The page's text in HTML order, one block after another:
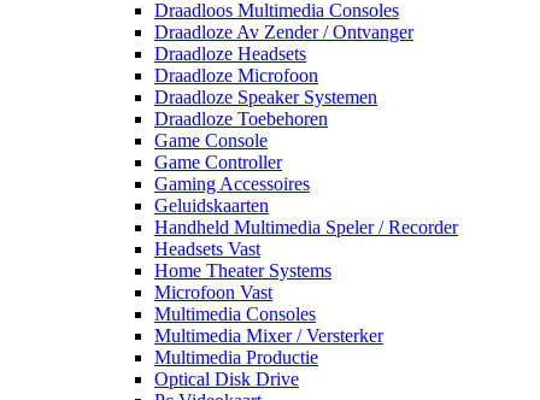
Draadloos Multimedia Consoles
Draadloze Av Zender / Ontvanger
Draadloze Headsets
Draadloze Microfoon
Draadloze Speaker Systemen
Draadloze Toebehoren
Game Console
Game Controller
Gaming Accessoires
Geluidskaarten
Handheld Multimedia Speler / Recorder
Headsets Vast
Home Theater Systems
Microfoon Vast
Multimedia Consoles
Multimedia Mixer / Versterker
Multimedia Productie
Optical Disk Drive